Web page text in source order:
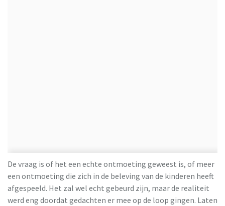
De vraag is of het een echte ontmoeting geweest is, of meer
een ontmoeting die zich in de beleving van de kinderen heeft
afgespeeld. Het zal wel echt gebeurd zijn, maar de realiteit
werd eng doordat gedachten er mee op de loop gingen. Laten